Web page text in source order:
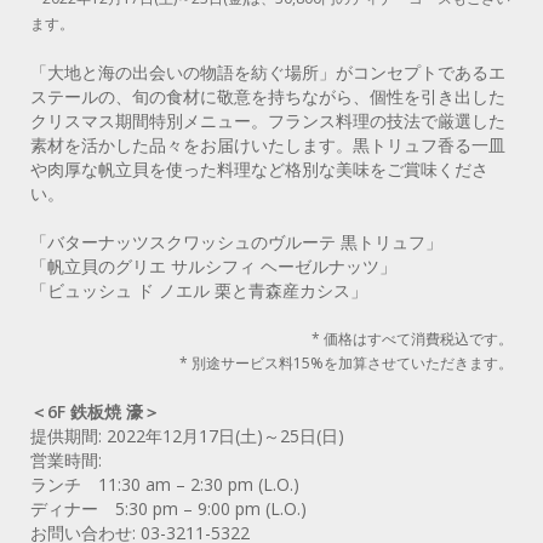
ます。
「大地と海の出会いの物語を紡ぐ場所」がコンセプトであるエ
ステールの、旬の食材に敬意を持ちながら、個性を引き出した
クリスマス期間特別メニュー。フランス料理の技法で厳選した
素材を活かした品々をお届けいたします。黒トリュフ香る一皿
や肉厚な帆立貝を使った料理など格別な美味をご賞味くださ
い。
「バターナッツスクワッシュのヴルーテ 黒トリュフ」
「帆立貝のグリエ サルシフィ ヘーゼルナッツ」
「ビュッシュ ド ノエル 栗と青森産カシス」
* 価格はすべて消費税込です。
* 別途サービス料15%を加算させていただきます。
＜6F 鉄板焼 濠＞
提供期間: 2022年12月17日(土)～25日(日)
営業時間:
ランチ 11:30 am – 2:30 pm (L.O.)
ディナー 5:30 pm – 9:00 pm (L.O.)
お問い合わせ: 03-3211-5322